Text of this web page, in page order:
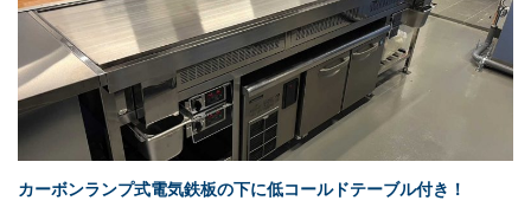
カーボンランプ式電気鉄板の下に低コールドテーブル付き！